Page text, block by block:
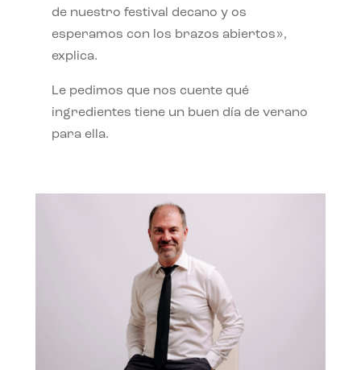
de nuestro festival decano y os
esperamos con los brazos abiertos»,
explica.
Le pedimos que nos cuente qué
ingredientes tiene un buen día de verano
para ella.